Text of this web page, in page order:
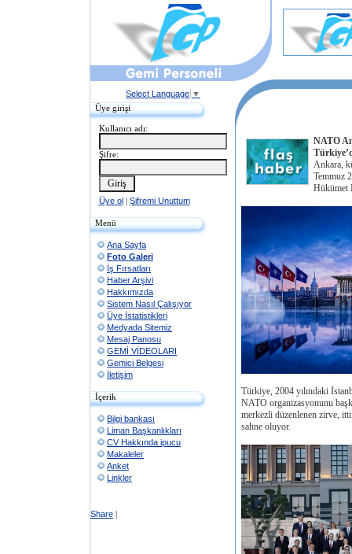
Select Language ▼
Üye girişi
Kullanıcı adı:
Şifre:
Üye ol| Şifremi Unuttum
Menü
Ana Sayfa
Foto Galeri
İş Fırsatları
Haber Arşivi
Hakkımızda
Sistem Nasıl Çalışıyor
Üye İstatistikleri
Medyada Sitemiz
Mesaj Panosu
GEMİ VİDEOLARI
Gemici Belgesi
İletişim
İçerik
Bilgi bankası
Liman Başkanlıkları
CV Hakkında ipucu
Makaleler
Anket
Linkler
Share |
NATO
Ankara,
Temmuz
Hükümet
Türkiye, 2004 yılındaki
NATO organizasyonunu
merkezli düzenlenen zirve,
sahne oluyor.